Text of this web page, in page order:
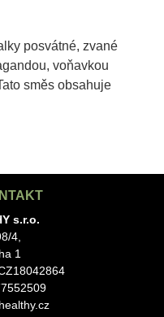
posvátné, zvané
voňavkou
směs obsahuje
s.r.o.
4,
1